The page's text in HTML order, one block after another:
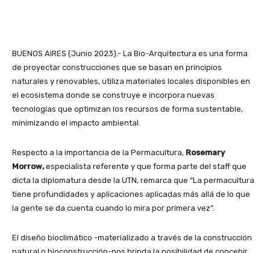
BUENOS AIRES (Junio 2023).- La Bio-Arquitectura es una forma
de proyectar construcciones que se basan en principios
naturales y renovables, utiliza materiales locales disponibles en
el ecosistema donde se construye e incorpora nuevas
tecnologías que optimizan los recursos de forma sustentable,
minimizando el impacto ambiental.
Respecto a la importancia de la Permacultura, Rosemary
Morrow,especialista referente y que forma parte del staff que
dicta la diplomatura desde la UTN, remarca que “La permacultura
tiene profundidades y aplicaciones aplicadas más allá de lo que
la gente se da cuenta cuando lo mira por primera vez”.
El diseño bioclimático -materializado a través de la construcción